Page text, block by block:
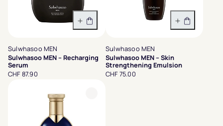
In den Warenkorb
Sulwhasoo MEN
Sulwhasoo MEN – Recharging
Serum
CHF 87.90
In den
Sulwhasoo MEN
Sulwhasoo MEN – Skin
Strengthening Emulsion
CHF 75.00